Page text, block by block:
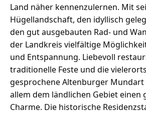
Land näher kennenzulernen. Mit
Hügellandschaft, den idyllisch
den gut ausgebauten Rad- und
der Landkreis vielfältige
und Entspannung. Liebevoll
traditionelle Feste und die
gesprochene Altenburger
allem dem ländlichen Gebiet einen
Charme. Die historische